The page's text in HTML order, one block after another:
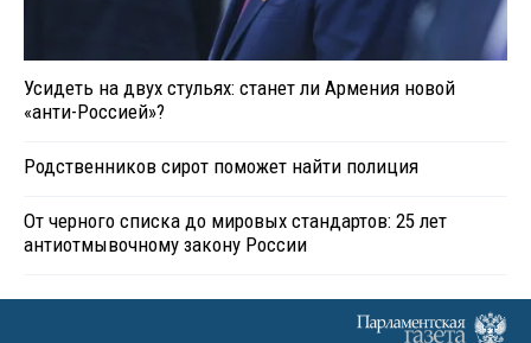
Усидеть на двух стульях: станет ли Армения новой
«анти-Россией»?
Родственников сирот поможет найти полиция
От черного списка до мировых стандартов: 25 лет
антиотмывочному закону России